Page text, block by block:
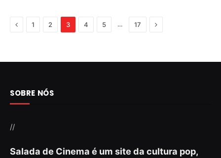
Previous
1 2 3 4 5 … 17 Next
SOBRE NÓS
//
Salada de Cinema é um site da cultura pop,